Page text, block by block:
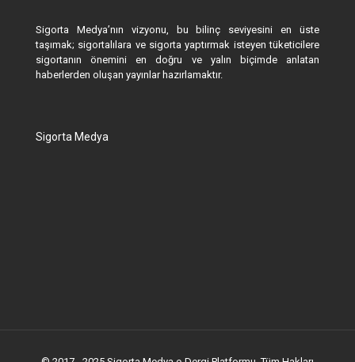
Sigorta Medya’nın vizyonu, bu bilinç seviyesini en üste
taşımak; sigortalılara ve sigorta yaptırmak isteyen tüketicilere
sigortanın önemini en doğru ve yalın biçimde anlatan
haberlerden oluşan yayınlar hazırlamaktır.
Sigorta Medya